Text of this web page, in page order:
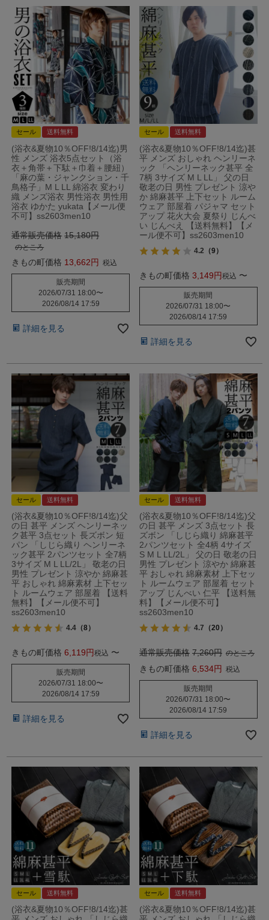
セール 送料無料
(浴衣&夏物10％OFF!8/14迄)男
性 メンズ 浴衣5点セット（浴
衣＋角帯＋下駄＋巾着＋腰紐）
「麻の葉・ジャンクション・千
鳥格子」M L LL 綿浴衣 変わり
織 メンズ浴衣 男性浴衣 男性用
浴衣 ゆかた yukata【メール便
不可】ss2603men10
通常販売価格 15,180
のところ
きもの町価格 13,662 税込
販売期間
2026/07/31 18:00〜
2026/08/14 17:59
詳細を見る
セール 送料無料
(浴衣&夏物10％OFF!8/14迄)甚
平 メンズ おしゃれ ヘンリーネ
ック 「ヘンリーネック甚平 全
7柄 3サイズ M L LL」 父の日
敬老の日 男性 プレゼント 涼や
か 綿麻甚平 上下セット ルーム
ウェア 部屋着 パジャマ セット
アップ 花火大会 夏祭り じんべ
い じんべえ 【送料無料】【メ
ール便不可】ss2603men10
4.2 （9）
きもの町価格 3,149 税込 〜
販売期間
2026/07/31 18:00〜
2026/08/14 17:59
詳細を見る
セール 送料無料
(浴衣&夏物10％OFF!8/14迄)父
の日 甚平 メンズ ヘンリーネッ
ク甚平 3点セット 長ズボン 短
パン 「しじら織り ヘンリーネ
ック甚平 2パンツセット 全7柄
3サイズ M L LL/2L」 敬老の日
男性 プレゼント 涼やか 綿麻甚
平 おしゃれ 綿麻素材 上下セッ
ト ルームウェア 部屋着 【送料
無料】【メール便不可】
ss2603men10
4.4 （8）
きもの町価格 6,119 税込 〜
販売期間
2026/07/31 18:00〜
2026/08/14 17:59
詳細を見る
セール 送料無料
(浴衣&夏物10％OFF!8/14迄)父
の日 甚平 メンズ 3点セット 長
ズボン 「しじら織り 綿麻甚平
2パンツセット 全4柄 4サイズ
S M L LL/2L」 父の日 敬老の日
男性 プレゼント 涼やか 綿麻甚
平 おしゃれ 綿麻素材 上下セッ
ト ルームウェア 部屋着 セット
アップ じんべい 仁平 【送料無
料】【メール便不可】
ss2603men10
4.7 （20）
通常販売価格 7,260 のところ
きもの町価格 6,534 税込
販売期間
2026/07/31 18:00〜
2026/08/14 17:59
詳細を見る
セール 送料無料
(浴衣&夏物10％OFF!8/14迄)甚
セール 送料無料
(浴衣&夏物10％OFF!8/14迄)甚